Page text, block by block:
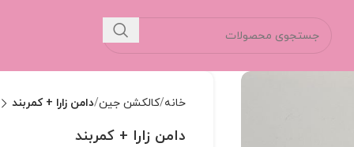
خانه کالکشن جین دامن زارا + کمربند
دامن زارا + کمربند